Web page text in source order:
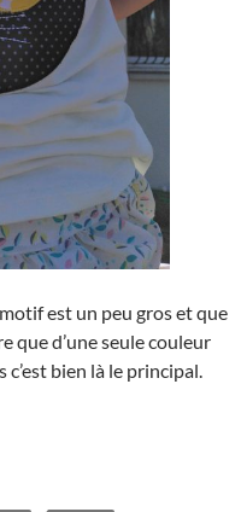
est un peu gros et que
que d’une seule couleur
c’est bien là le principal.